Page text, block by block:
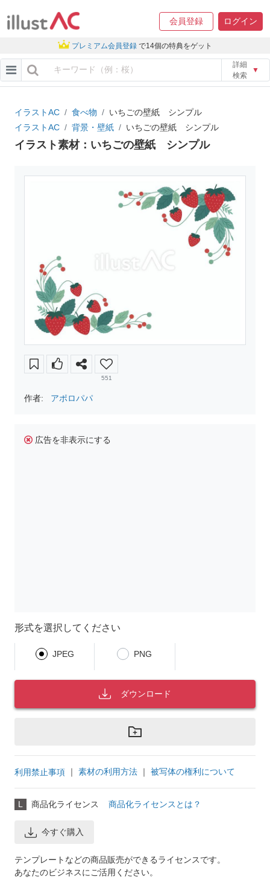
会員登録 ログイン
プレミアム会員登録 で14個の特典をゲット
詳細
検索
▼
イラストAC 食べ物
いちごの壁紙 シンプル
イラストAC
背景・壁紙 いちごの壁紙 シンプル
イラスト素材：いちごの壁紙 シンプル
551
作者: アポロパパ
広告を非表示にする
形式を選択してください
JPEG PNG
ダウンロード
利用禁止事項 ｜ 素材の利用方法 ｜ 被写体の権利について
L 商品化ライセンス 商品化ライセンスとは？
今すぐ購入
テンプレートなどの商品販売ができるライセンスです。
あなたのビジネスにご活用ください。